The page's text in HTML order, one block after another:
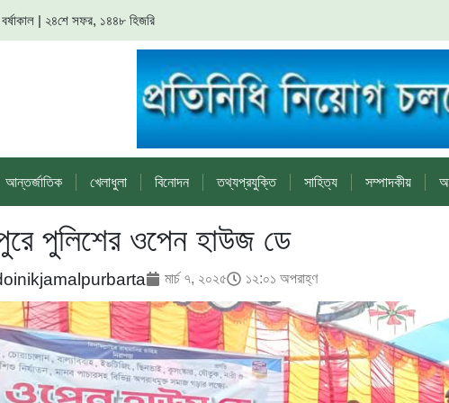
| ২৪শে সফর, ১৪৪৮ হিজরি
আন্তর্জাতিক খেলাধুলা বিনোদন তথ্যপ্রযুক্তি সাহিত্য সম্পাদকীয়
পুলিশের ওপেন হাউজ ডে
মার্চ ৭, ২০২৫ ১২:০১ অপরাহ্ণ